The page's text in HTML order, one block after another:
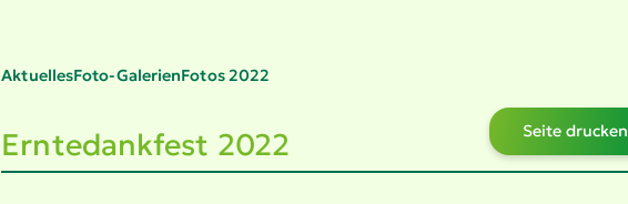
AktuellesFoto-GalerienFotos 2022
Ernte­dankfest 2022 Seite drucken